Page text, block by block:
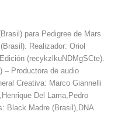
para Pedigree de Mars
Realizador: Oriol
(recykzlkuNDMgSCte).
– Productora de audio
Creativa: Marco Giannelli
Del Lama,Pedro
Black Madre (Brasil),DNA